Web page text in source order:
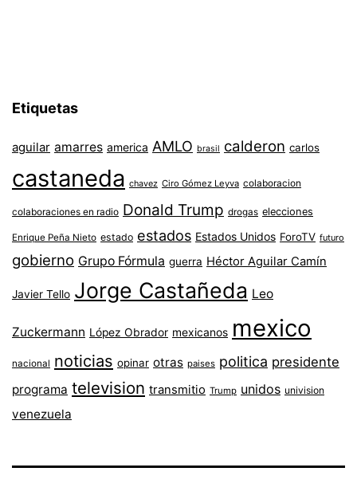
Etiquetas
aguilar amarres america AMLO brasil calderon carlos
castaneda chavez Ciro Gómez Leyva colaboracion
colaboraciones en radio Donald Trump drogas elecciones
Enrique Peña Nieto estado estados Estados Unidos ForoTV futuro
gobierno Grupo Fórmula guerra Héctor Aguilar Camín
Javier Tello Jorge Castañeda Leo
Zuckermann López Obrador mexicanos mexico
nacional noticias opinar otras paises politica presidente
programa television transmitio Trump unidos univision
venezuela